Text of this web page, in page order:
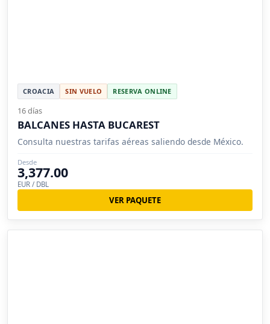
CROACIA SIN VUELO RESERVA ONLINE
16 días
BALCANES HASTA BUCAREST
Consulta nuestras tarifas aéreas saliendo desde México.
Desde
3,377.00
EUR / DBL
VER PAQUETE